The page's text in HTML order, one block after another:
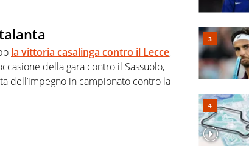
la vittoria casalinga contro il Lecce,
della gara contro il Sassuolo,
dell’impegno in campionato contro la